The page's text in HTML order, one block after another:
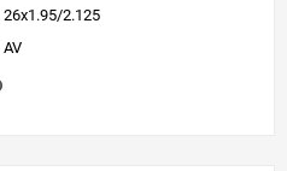
26x1.95/2.125
AV